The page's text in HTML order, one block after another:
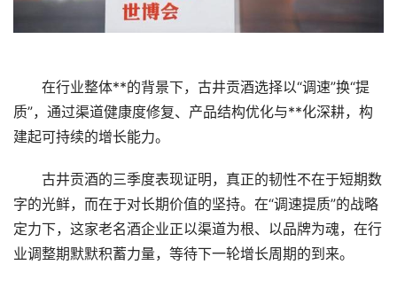
在行业整体**的背景下，古井贡酒选择以“调速”换“提
质”，通过渠道健康度修复、产品结构优化与**化深耕，构
建起可持续的增长能力。
古井贡酒的三季度表现证明，真正的韧性不在于短期数
字的光鲜，而在于对长期价值的坚持。在“调速提质”的战略
定力下，这家老名酒企业正以渠道为根、以品牌为魂，在行
业调整期默默积蓄力量，等待下一轮增长周期的到来。